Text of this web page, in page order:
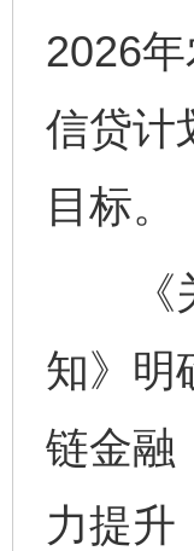
2026
信贷计
目标。
《关
知》明
链金融
力提升